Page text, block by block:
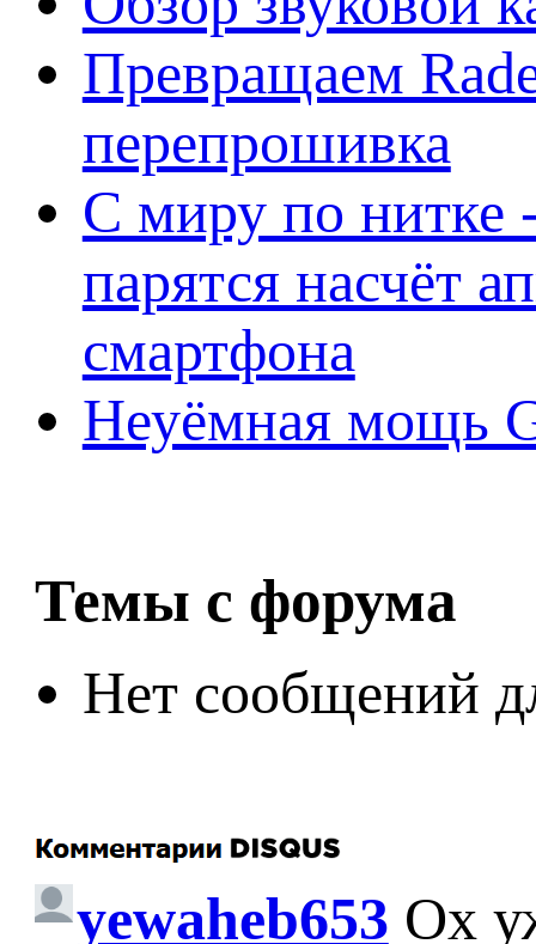
Превращаем
перепрошивка
С миру по нитке
парятся насчёт
смартфона
Неуёмная мощь
Темы с форума
Нет сообщений
yewaheb653 Ох